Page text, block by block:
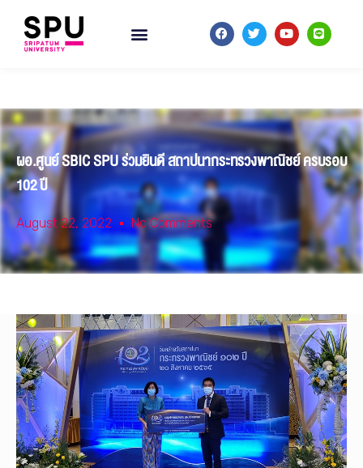
ผอ.ศูนย์ SBIC SPU ร่วมยินดี สถาปนากระทรวงพาณิชย์ ครบรอบ
102 ปี
August 22, 2022 No Comments